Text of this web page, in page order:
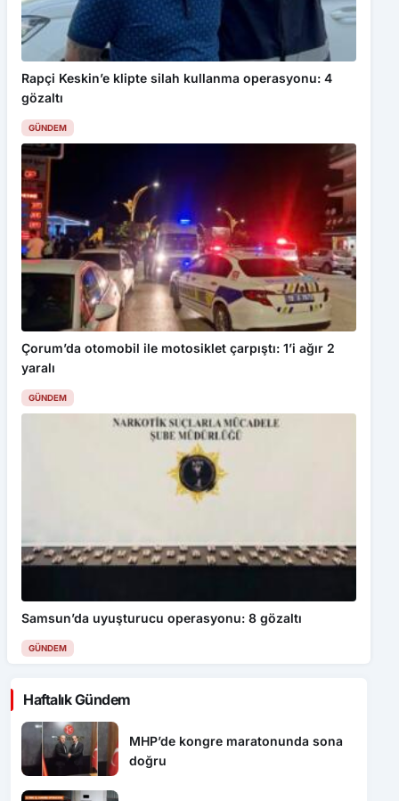
Rapçi Keskin’e klipte silah kullanma operasyonu: 4
gözaltı
GÜNDEM
Çorum’da otomobil ile motosiklet çarpıştı: 1’i ağır 2
yaralı
GÜNDEM
Samsun’da uyuşturucu operasyonu: 8 gözaltı
GÜNDEM
Haftalık Gündem
MHP’de kongre maratonunda sona
doğru